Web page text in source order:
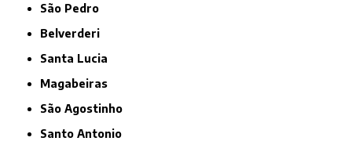
São Pedro
Belverderi
Santa Lucia
Magabeiras
São Agostinho
Santo Antonio